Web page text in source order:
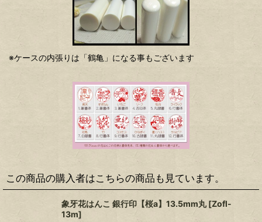
※ケースの内張りは「鶴亀」になる事もございます
この商品の購入者はこちらの商品も見ています。
象牙花はんこ 銀行印【桜a】13.5mm丸 [Zofl-
13m]